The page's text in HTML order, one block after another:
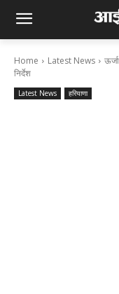
Home Latest News
निर्देश
Latest News हरियाणा